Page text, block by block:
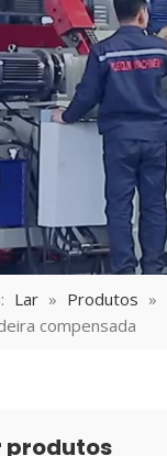
Lar » Produtos »
compensada
produtos